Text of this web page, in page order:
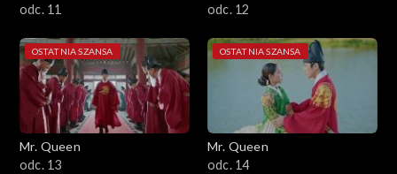
odc. 11
odc. 12
OSTATNIA SZANSA
Mr. Queen
odc. 13
OSTATNIA SZANSA
Mr. Queen
odc. 14